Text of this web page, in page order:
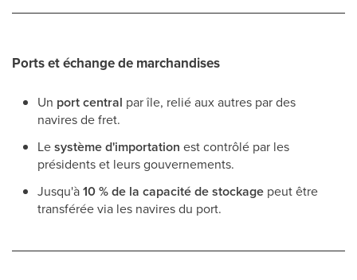
Ports et échange de marchandises
Un port central par île, relié aux autres par des
navires de fret.
Lesystème d'importation est contrôlé par les
présidents et leurs gouvernements.
Jusqu'à10 % de la capacité de stockage peut être
transférée via les navires du port.